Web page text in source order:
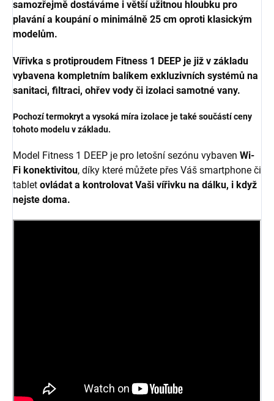
samozřejmě dostáváme i větší užitnou hloubku pro
plavání a koupání o minimálně 25 cm oproti klasickým
modelům.
Vířivka s protiproudem Fitness 1 DEEP je již v základu
vybavena kompletním balíkem exkluzivních systémů na
sanitaci, filtraci, ohřev vody či izolaci samotné vany.
Pochozí termokryt a vysoká míra izolace je také součástí ceny
tohoto modelu v základu.
Model Fitness 1 DEEP je pro letošní sezónu vybaven Wi-
Fi konektivitou, díky které můžete přes Váš smartphone či
tablet ovládat a kontrolovat Vaši vířivku na dálku, i když
nejste doma.